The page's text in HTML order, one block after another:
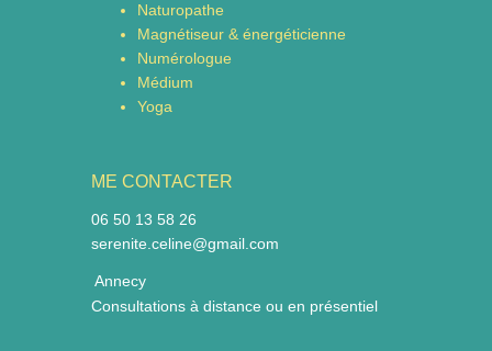
Naturopathe
Magnétiseur & énergéticienne
Numérologue
Médium
Yoga
ME CONTACTER
06 50 13 58 26
serenite.celine@gmail.com
Annecy
Consultations à distance ou en présentiel